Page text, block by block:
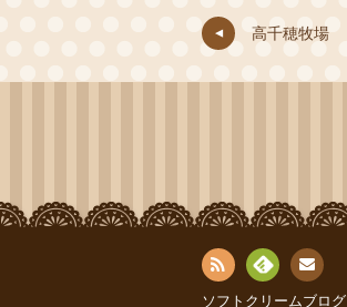
高千穂牧場
RSS Fee お問
ソフトクリームブログ